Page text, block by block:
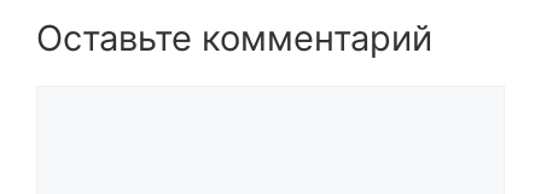
Оставьте комментарий